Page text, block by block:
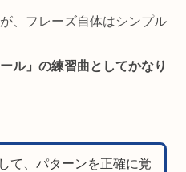
、フレーズ自体はシンプル
ル」の練習曲としてかなり
て、パターンを正確に覚